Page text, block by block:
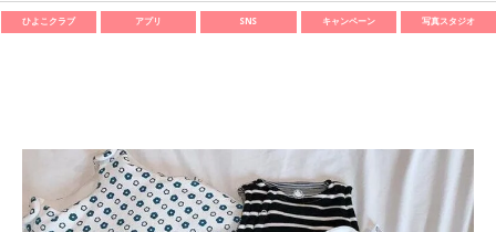
ひよこクラブ アプリ SNS キャンペーン 写真スタジオ